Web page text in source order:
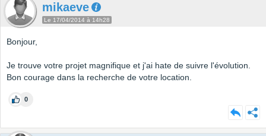
mikaeve
Le 17/04/2014 à 14h28
Bonjour,
Je trouve votre projet magnifique et j'ai hate de suivre l'évolution.
Bon courage dans la recherche de votre location.
0